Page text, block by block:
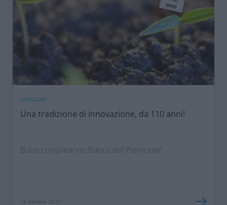
CONCLUSO
Una tradizione di innovazione, da 110 anni!
Buon compleanno Banca del Piemonte!
12 Ottobre 2022